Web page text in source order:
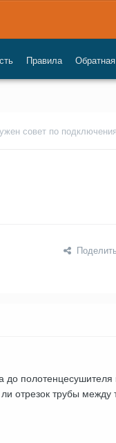
Правила
совет по
до
отрезок трубы